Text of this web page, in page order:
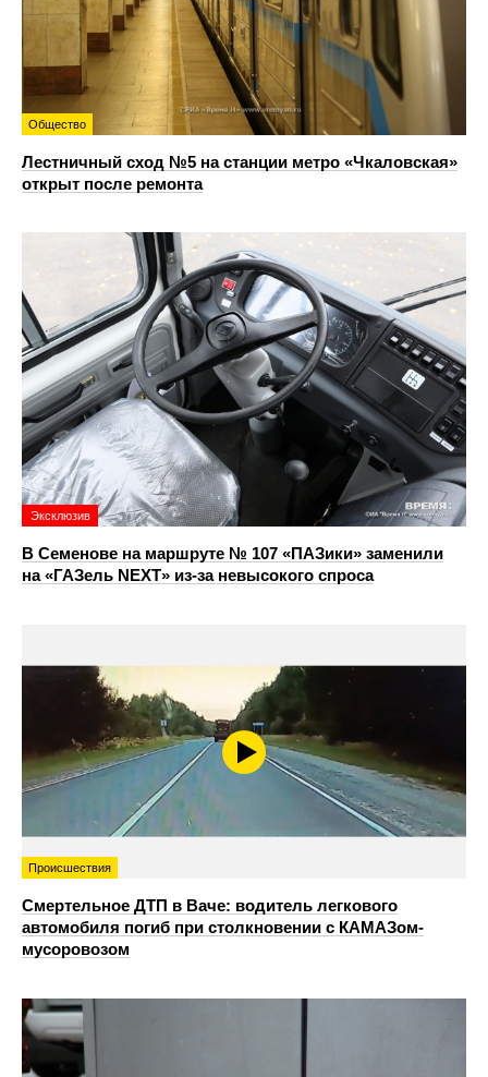
Общество
Лестничный сход №5 на станции метро «Чкаловская»
открыт после ремонта
Эксклюзив
В Семенове на маршруте № 107 «ПАЗики» заменили
на «ГАЗель NEXT» из‑за невысокого спроса
Происшествия
Смертельное ДТП в Ваче: водитель легкового
автомобиля погиб при столкновении с КАМАЗом-
мусоровозом